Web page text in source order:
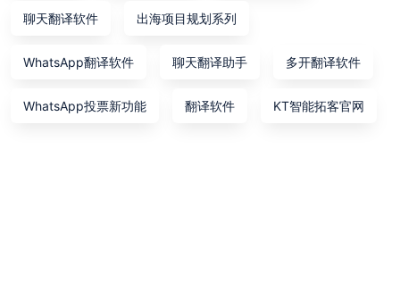
聊天翻译软件 出海项目规划系列
WhatsApp翻译软件 聊天翻译助手 多开翻译软件
WhatsApp投票新功能 翻译软件 KT智能拓客官网